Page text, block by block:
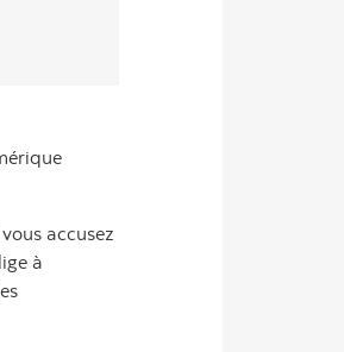
accusez
à